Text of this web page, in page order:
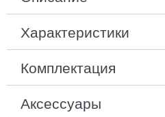
Характеристики
Комплектация
Аксессуары